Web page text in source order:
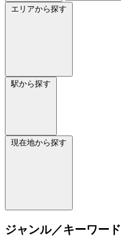
エリアから探す
駅から探す
現在地から探す
ジャンル／キーワード